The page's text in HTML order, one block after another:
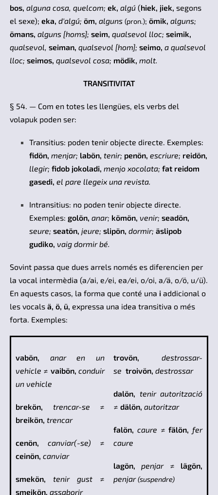
bos, alguna cosa, quelcom; ek, algú (hiek, jiek, segons
el sexe); eka, d'algú; öm, alguns (pron.); ömik, alguns;
ömans, alguns [homs]; seim, qualsevol lloc; seimik,
qualsevol, seiman, qualsevol [hom]; seimo, a qualsevol
lloc; seimos, qualsevol cosa; mödik, molt.
TRANSITIVITAT
§ 54. — Com en totes les llengües, els verbs del
volapuk poden ser:
Transitius: poden tenir objecte directe. Exemples:
fidön, menjar; labön, tenir; penön, escriure; reidön,
llegir; fidob jokoladi, menjo xocolata; fat reidom
gasedi, el pare llegeix una revista.
Intransitius: no poden tenir objecte directe.
Exemples: golön, anar; kömön, venir; seadön,
seure; seatön, jeure; slipön, dormir; äslipob
gudiko, vaig dormir bé.
Sovint passa que dues arrels només es diferencien per
la vocal intermèdia (a/ai, e/ei, ea/ei, o/oi, a/ä, o/ö, u/ü).
En aquests casos, la forma que conté una i addicional o
les vocals ä, ö, ü, expressa una idea transitiva o més
forta. Exemples:
vabön,
anar en un
vehicle ≠ vaibön, conduir
un vehicle
brekön, trencar-se ≠
breikön, trencar
cenön, canviar(-se) ≠
ceinön, canviar
smekön, tenir gust ≠
smeikön, assaborir
trovön,
destrossar-
se troivön, destrossar
dalön, tenir autorització
≠ dälön, autoritzar
falön, caure ≠ fälön, fer
caure
lagön,penjar≠ lägön,
penjar (suspendre)